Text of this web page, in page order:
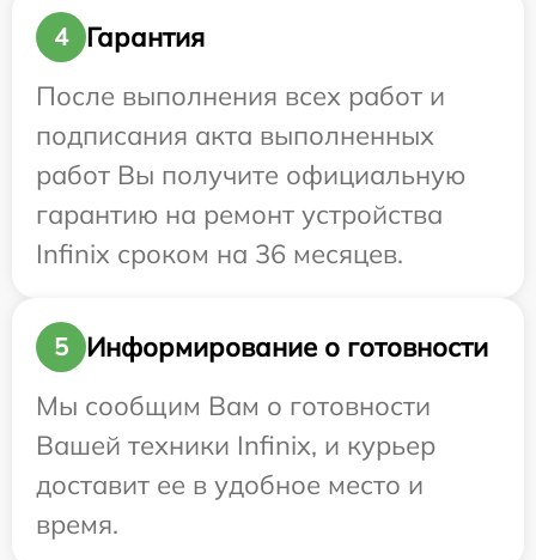
4
Гарантия
После выполнения всех работ и
подписания акта выполненных
работ Вы получите официальную
гарантию на ремонт устройства
Infinix сроком на 36 месяцев.
5
Информирование о готовности
Мы сообщим Вам о готовности
Вашей техники Infinix, и курьер
доставит ее в удобное место и
время.